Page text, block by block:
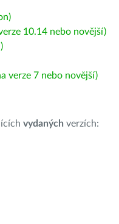
10.14 nebo novější)
verze 7 nebo novější)
vydaných verzích: